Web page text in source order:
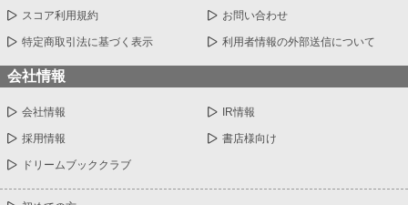
スコア利用規約 お問い合わせ
特定商取引法に基づく表示 利用者情報の外部送信について
会社情報
会社情報 IR情報
採用情報 書店様向け
ドリームブッククラブ